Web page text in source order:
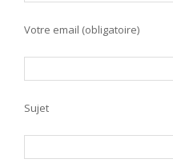
Votre email (obligatoire)
Sujet